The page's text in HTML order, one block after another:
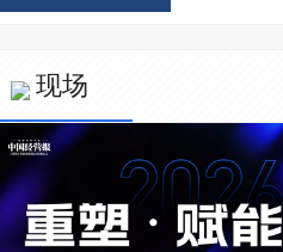
现场